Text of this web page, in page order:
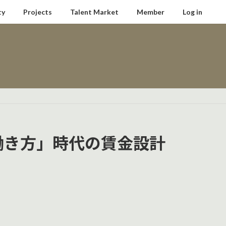
Projects Talent Market Member Log in
方」時代の賃金設計